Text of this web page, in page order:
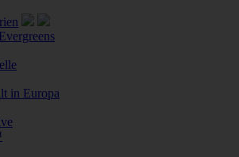
in Europa